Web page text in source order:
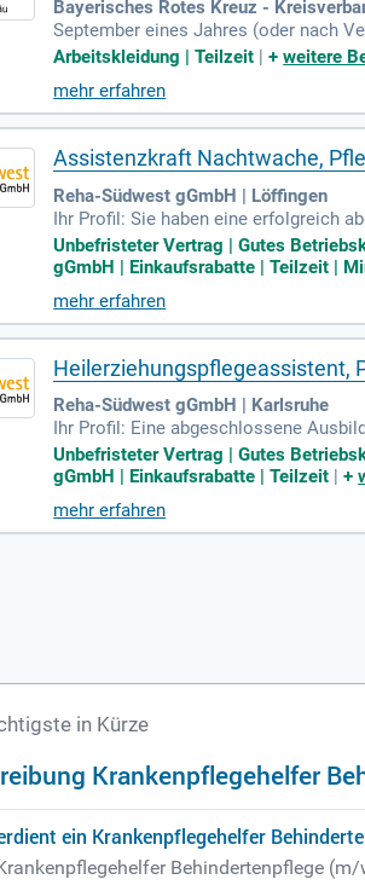
Bayerisches Rotes Kreuz -
September eines Jahres (oder nach
Behindertenfahrdienst; Ambulante
Arbeitskleidung | Teilzeit |+weitere
mehr erfahren
Assistenzkraft Nachtwache,
Reha-Südwest gGmbH | Löffingen
Ihr Profil: Sie haben eine erfolgreich
ehungspflegeassistent,
Unbefristeter Vertrag | Gutes
gGmbH | Einkaufsrabatte | Teilzeit |
mehr erfahren
Heilerziehungspflegeassistent,
Reha-Südwest gGmbH | Karlsruhe
Ihr Profil: Eine abgeschlossene
t, Altenpflegehelfer (m/w/d) oder eine
Unbefristeter Vertrag | Gutes
gGmbH | Einkaufsrabatte | Teilzeit |+
mehr erfahren
in Kürze
Krankenpflegehelfer
ein Krankenpflegehelfer
Behindertenpflege